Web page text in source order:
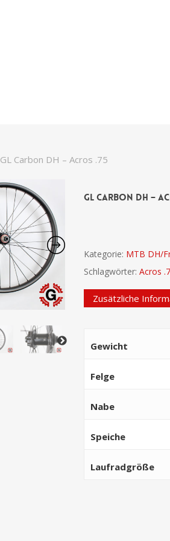
GL Carbon DH – Acros .75
GL Carbon DH –
Kategorie: MTB DH/
Schlagwörter:Acros
Zusätzliche
Gewicht
Felge
Nabe
Speiche
Laufradgröße